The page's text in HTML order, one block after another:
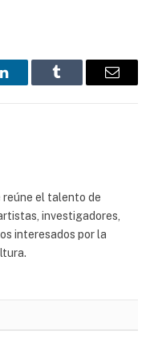
LinkedInTumblr Email
reúne el talento de
investigadores,
interesados por la